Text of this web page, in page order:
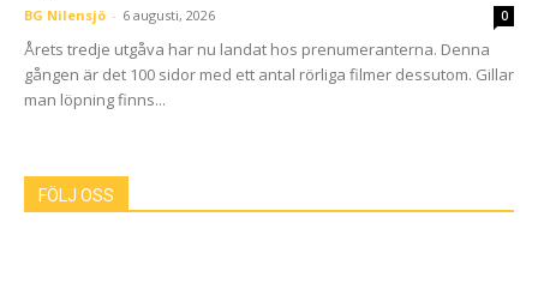
BG Nilensjö - 6 augusti, 2026 0
Årets tredje utgåva har nu landat hos prenumeranterna. Denna
gången är det 100 sidor med ett antal rörliga filmer dessutom. Gillar
man löpning finns...
FÖLJ OSS